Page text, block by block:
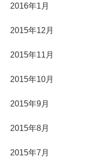
2016年1月
2015年12月
2015年11月
2015年10月
2015年9月
2015年8月
2015年7月